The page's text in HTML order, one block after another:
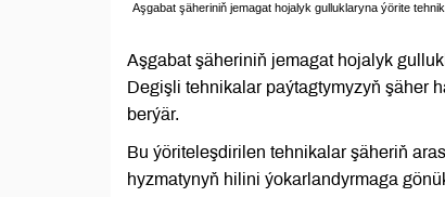
Aşgabat şäheriniň jemagat hojalyk gulluklaryna ýörite
Aşgabat şäheriniň jemagat hojalyk
Degişli tehnikalar paýtagtymyzyň şäher
berýär.
Bu ýöriteleşdirilen tehnikalar şäheriň
hyzmatynyň hilini ýokarlandyrmaga